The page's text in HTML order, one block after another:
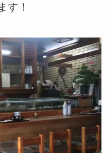
す！